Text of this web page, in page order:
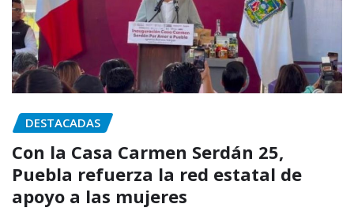
DESTACADAS
Con la Casa Carmen Serdán 25,
Puebla refuerza la red estatal de
apoyo a las mujeres